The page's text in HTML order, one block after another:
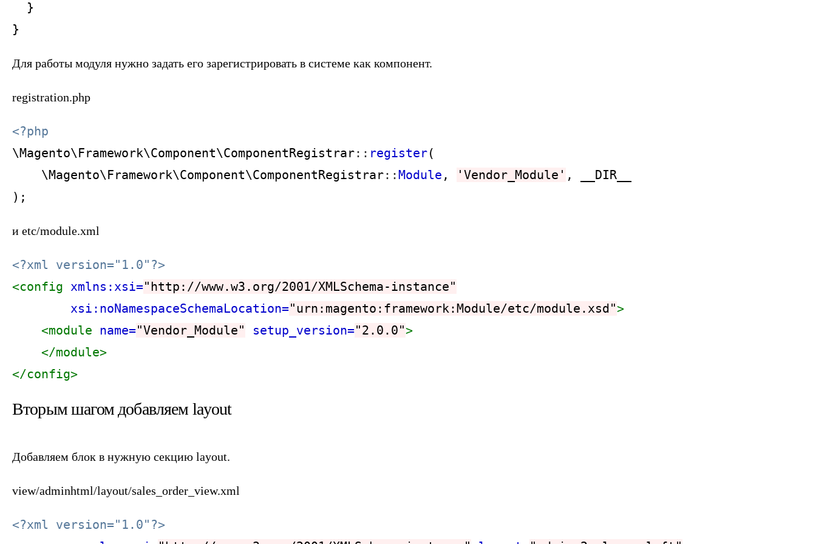
  }
Для работы модуля нужно задать его зарегистрировать в системе как компонент.
registration.php
<?php
\Magento\Framework\Component\ComponentRegistrar:: register(
    \Magento\Framework\Component\ComponentRegistrar
::Module , 'Vendor_Module' , __DIR__
и etc/module.xml
<?xml version="1.0"?>
<config xmlns:xsi="http://www.w3.org/2001/XMLSchema-instance"
xsi:noNamespaceSchemaLocation="urn:magento:framework:Module/etc/module.xsd">
<module name="Vendor_Module" setup_version="2.0.0">
</module>
</config>
Вторым шагом добавляем layout
Добавляем блок в нужную секцию layout.
view/adminhtml/layout/sales_order_view.xml
<?xml version="1.0"?>